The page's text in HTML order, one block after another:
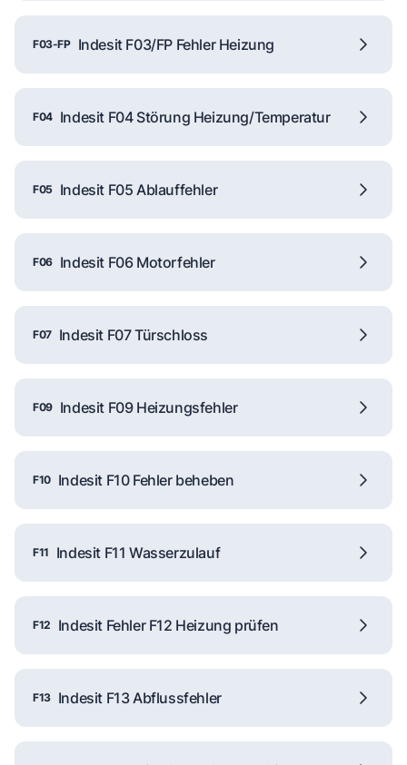
F03-FP Indesit F03/FP Fehler Heizung
F04 Indesit F04 Störung Heizung/Temperatur
F05 Indesit F05 Ablauffehler
F06 Indesit F06 Motorfehler
F07 Indesit F07 Türschloss
F09 Indesit F09 Heizungsfehler
F10 Indesit F10 Fehler beheben
F11 Indesit F11 Wasserzulauf
F12 Indesit Fehler F12 Heizung prüfen
F13 Indesit F13 Abflussfehler